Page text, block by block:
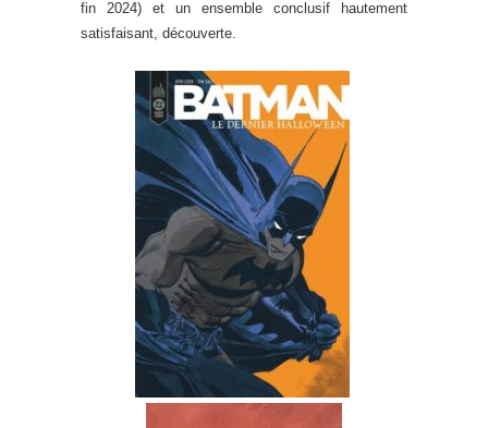
fin 2024) et un ensemble conclusif hautement
satisfaisant, découverte.